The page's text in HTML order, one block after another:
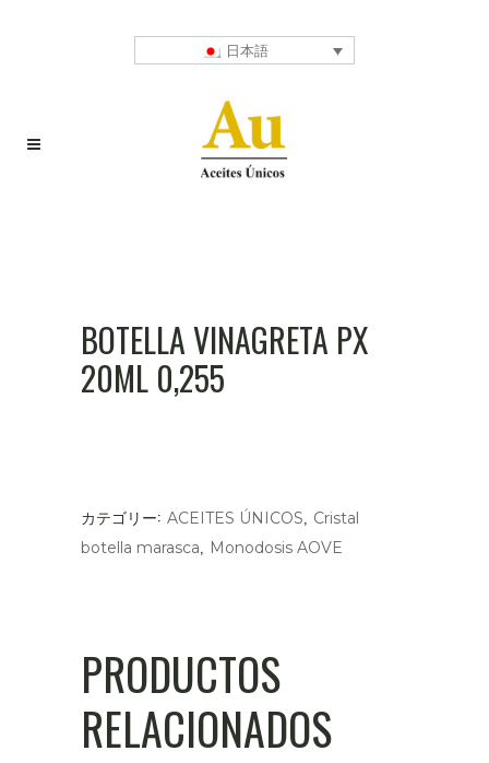
日本語
BOTELLA VINAGRETA PX
20ML 0,255
カテゴリー: ACEITES ÚNICOS
Cristal
botella marasca
Monodosis AOVE
PRODUCTOS
RELACIONADOS